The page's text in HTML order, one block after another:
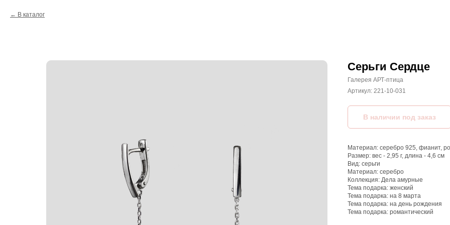
В каталог
Серьги Сердце
Галерея АРТ-птица
Артикул: 221-10-031
Материал: серебро 925, фианит,
Размер: вес - 2,95 г, длина - 4,6 см
Вид: серьги
Материал: серебро
Коллекция: Дела амурные
Тема подарка: женский
Тема подарка: на 8 марта
Тема подарка: на день рождения
Тема подарка: романтический